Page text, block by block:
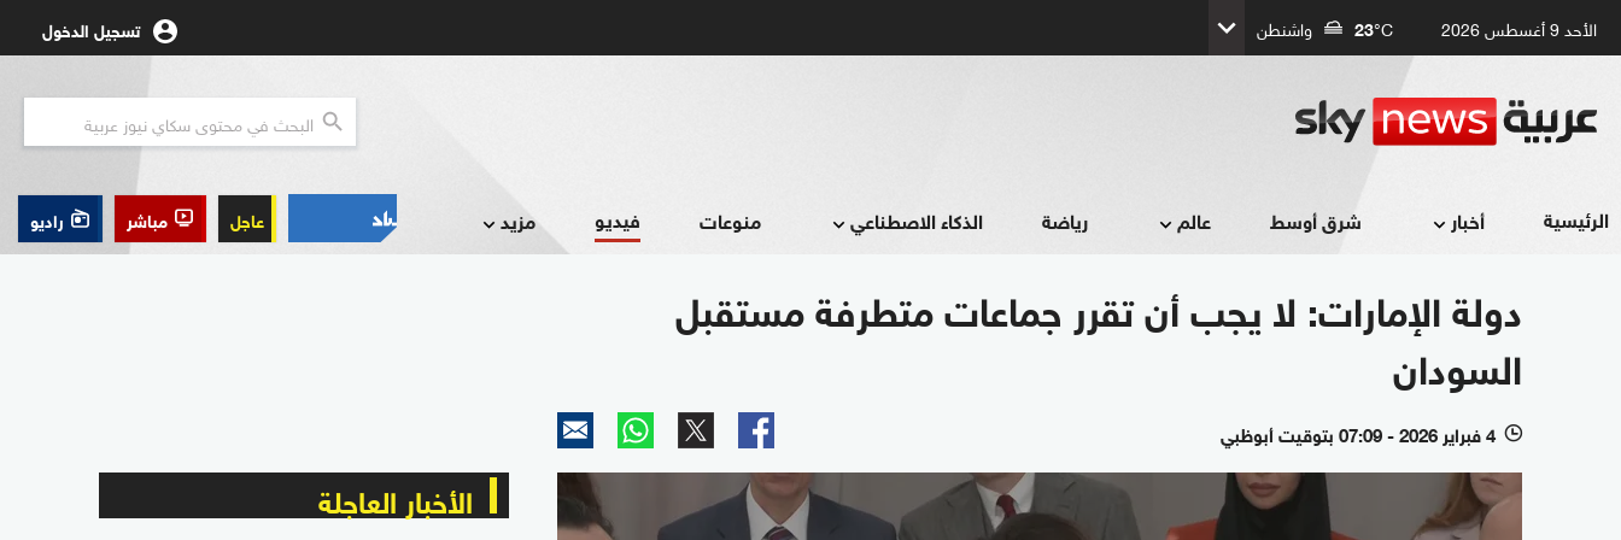
الأحد 9 أغسطس 2026 23°C واشنطن تسجيل الدخول
الرئيسية أخبار شرق أوسط عالم رياضة الذكاء الاصطناعي منوعات فيديو مزيد عاجل مباشر راديو
دولة الإمارات: لا يجب أن تقرر جماعات متطرفة مستقبل
السودان
l 4 فبراير 2026 - 07:09 بتوقيت أبوظبي
seconds
of
الأخبار العاجلة